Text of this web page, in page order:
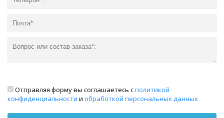
Отправляя форму вы соглашаетесь сполитикой
конфиденциальности и обработкой персональных данных